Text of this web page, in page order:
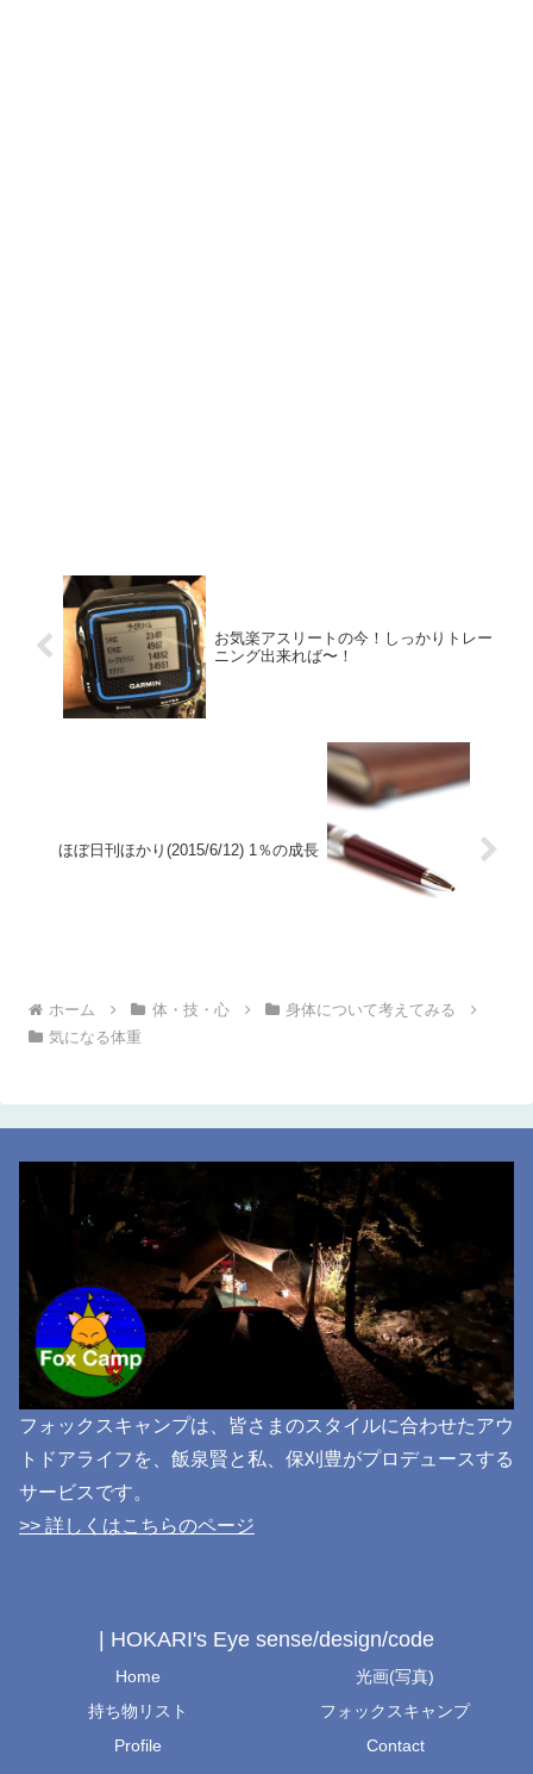
お気楽アスリートの今！しっかりトレー
ニング出来れば〜！
ほぼ日刊ほかり(2015/6/12) 1％の成長
ホーム 体・技・心
身体について考えてみる
気になる体重
フォックスキャンプは、皆さまのスタイルに合わせたアウ
トドアライフを、飯泉賢と私、保刈豊がプロデュースする
サービスです。
>> 詳しくはこちらのページ
| HOKARI's Eye sense/design/code
Home
光画(写真)
持ち物リスト
フォックスキャンプ
Profile
Contact